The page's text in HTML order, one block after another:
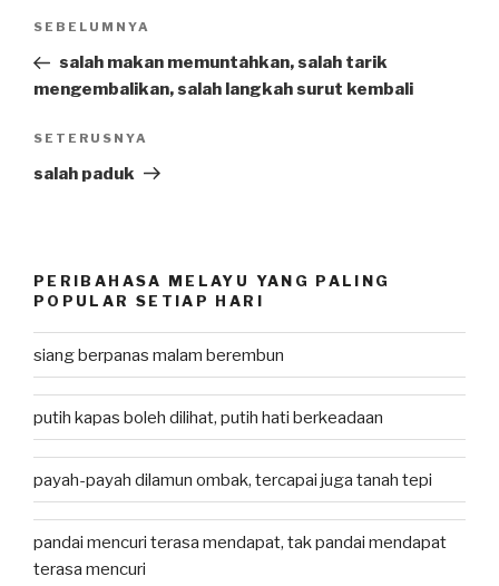
Post
Previous
Post
SEBELUMNYA
salah makan memuntahkan, salah tarik
mengembalikan, salah langkah surut kembali
Next
Post
SETERUSNYA
salah paduk
PERIBAHASA MELAYU YANG PALING
POPULAR SETIAP HARI
siang berpanas malam berembun
putih kapas boleh dilihat, putih hati berkeadaan
payah-payah dilamun ombak, tercapai juga tanah tepi
pandai mencuri terasa mendapat, tak pandai mendapat
terasa mencuri